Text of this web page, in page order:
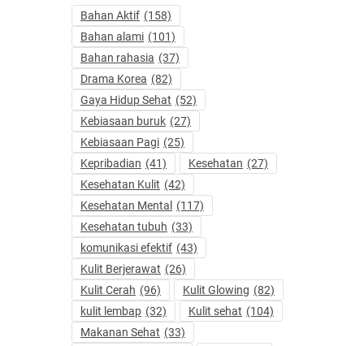
Bahan Aktif (158)
Bahan alami (101)
Bahan rahasia (37)
Drama Korea (82)
Gaya Hidup Sehat (52)
Kebiasaan buruk (27)
Kebiasaan Pagi (25)
Kepribadian (41) Kesehatan (27)
Kesehatan Kulit (42)
Kesehatan Mental
(117)
Kesehatan tubuh (33)
komunikasi efektif (43)
Kulit Berjerawat (26)
Kulit Cerah (96) Kulit Glowing (82)
kulit lembap (32) Kulit sehat (104)
Makanan Sehat (33)